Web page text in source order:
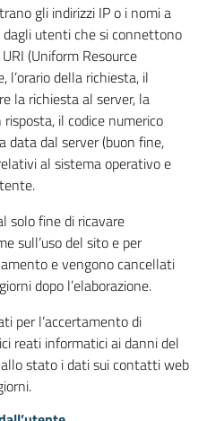
gli indirizzi IP o i nomi a
utenti che si connettono
(Uniform Resource
l’orario della richiesta, il
la richiesta al server, la
il codice numerico
data dal server (buon fine,
al sistema operativo e
solo fine di ricavare
sull’uso del sito e per
e vengono cancellati
dopo l’elaborazione.
per l’accertamento di
reati informatici ai danni del
stato i dati sui contatti web